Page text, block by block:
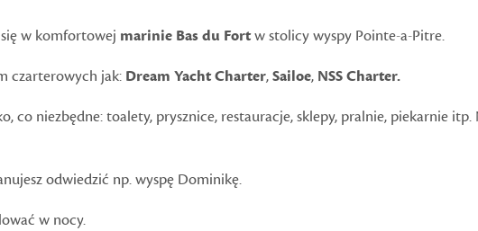
w komfortowej marinie Bas du Fortw stolicy wyspy Pointe-a-Pitre.
czarterowych jak: Dream Yacht Charter,Sailoe, NSS Charter.
co niezbędne: toalety, prysznice, restauracje, sklepy, pralnie, piekarnie
odwiedzić np. wyspę Dominikę.
w nocy.